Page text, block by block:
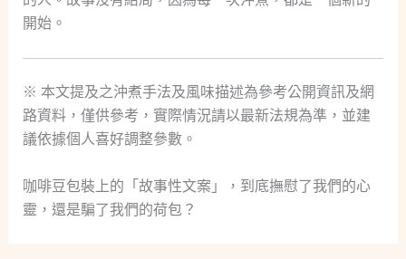
開始。
※ 本文提及之沖煮手法及風味描述為參考公開資訊及網
路資料，僅供參考，實際情況請以最新法規為準，並建
議依據個人喜好調整參數。
咖啡豆包裝上的「故事性文案」，到底撫慰了我們的心
靈，還是騙了我們的荷包？